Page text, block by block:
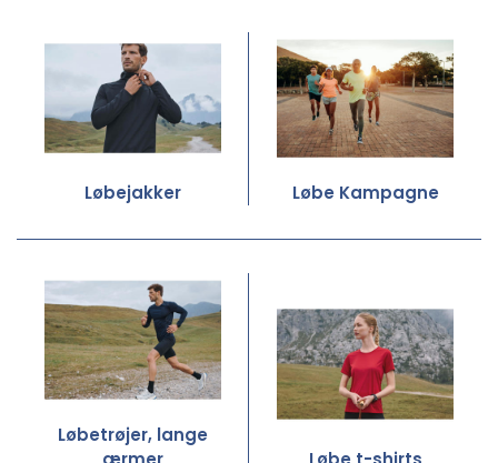
Løbejakker Løbe Kampagne
Løbetrøjer, lange